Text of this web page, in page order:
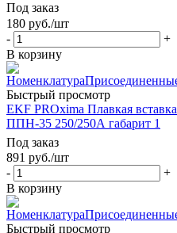
Под заказ
180 руб./шт
-
+
В корзину
Быстрый просмотр
EKF PROxima Плавкая вставка
ППН-35 250/250А габарит 1
Под заказ
891 руб./шт
-
+
В корзину
Быстрый просмотр